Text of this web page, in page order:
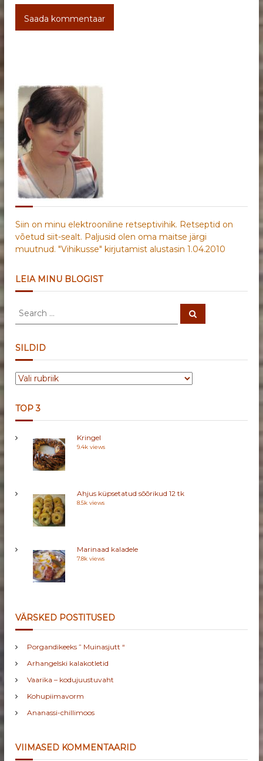
Siin on minu elektrooniline retseptivihik. Retseptid on
võetud siit-sealt. Paljusid olen oma maitse järgi
muutnud. "Vihikusse" kirjutamist alustasin 1.04.2010
LEIA MINU BLOGIST
S
r
c
h
f
r
:
S
e
SILDID
S
L
D
D
TOP 3
Kringel
9.4k views
Ahjus küpsetatud sõõrikud 12 tk
8.5k views
Marinaad kaladele
7.8k views
VÄRSKED POSTITUSED
Porgandikeeks ” Muinasjutt “
Arhangelski kalakotletid
Vaarika – kodujuustuvaht
Kohupiimavorm
Ananassi-chillimoos
VIIMASED KOMMENTAARID